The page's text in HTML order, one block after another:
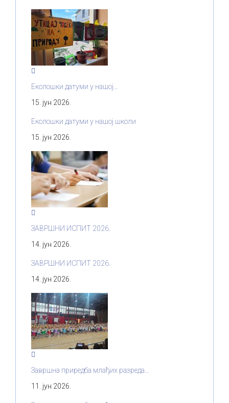
Еколошки датуми у нашој…
15. јун 2026.
Еколошки датуми у нашој школи
15. јун 2026.
ЗАВРШНИ ИСПИТ 2026.
14. јун 2026.
ЗАВРШНИ ИСПИТ 2026.
14. јун 2026.
Завршна приредба млађих разреда…
11. јун 2026.